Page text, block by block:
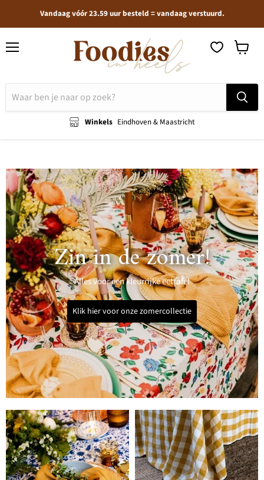
Vandaag vóór 23.59 uur besteld = vandaag verstuurd.
Winkels Eindhoven & Maastricht
Zin in de zomer!
Alles voor een kleurrijke eettafel
Klik hier voor onze zomercollectie